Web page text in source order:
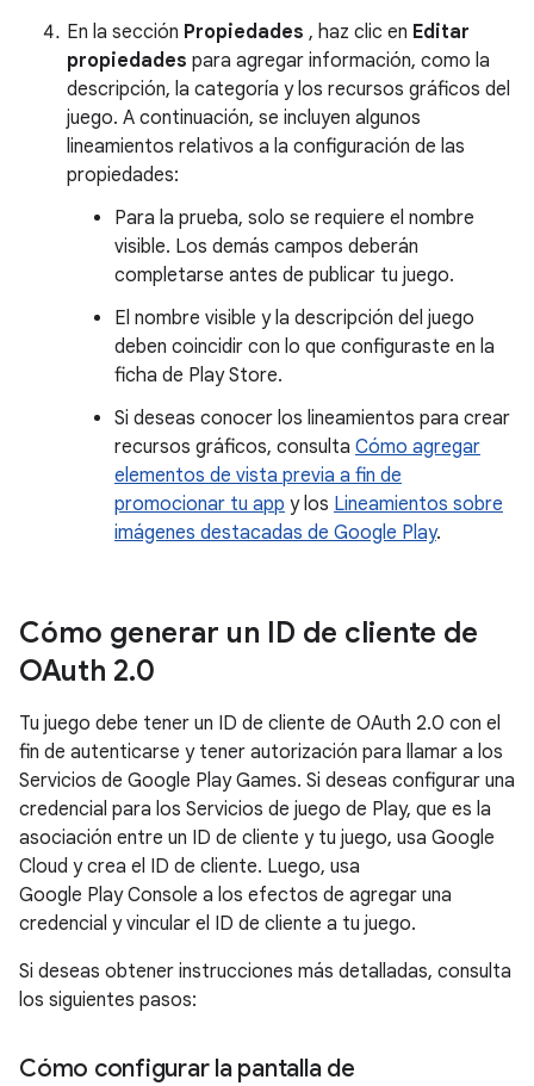
En la sección Propiedades , haz clic en Editar
propiedades para agregar información, como la
descripción, la categoría y los recursos gráficos del
juego. A continuación, se incluyen algunos
lineamientos relativos a la configuración de las
propiedades:
Para la prueba, solo se requiere el nombre
visible. Los demás campos deberán
completarse antes de publicar tu juego.
El nombre visible y la descripción del juego
deben coincidir con lo que configuraste en la
ficha de Play Store.
Si deseas conocer los lineamientos para crear
recursos gráficos, consulta Cómo agregar
elementos de vista previa a fin de
promocionar tu app y los Lineamientos sobre
imágenes destacadas de Google Play.
Cómo generar un ID de cliente de
OAuth 2.0
Tu juego debe tener un ID de cliente de OAuth 2.0 con el
fin de autenticarse y tener autorización para llamar a los
Servicios de Google Play Games. Si deseas configurar una
credencial para los Servicios de juego de Play, que es la
asociación entre un ID de cliente y tu juego, usa Google
Cloud y crea el ID de cliente. Luego, usa
Google Play Console a los efectos de agregar una
credencial y vincular el ID de cliente a tu juego.
Si deseas obtener instrucciones más detalladas, consulta
los siguientes pasos:
Cómo configurar la pantalla de